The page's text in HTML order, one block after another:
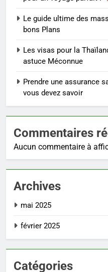
Le guide ultime des
bons Plans
Les visas pour la
astuce Méconnue
Prendre une assurance
vous devez savoir
Commentaires
Aucun commentaire à
Archives
mai 2025
février 2025
Catégories